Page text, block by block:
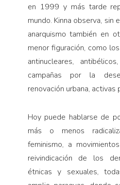
en 1999 y más tarde
mundo. Kinna observa, sin
anarquismo también en
menor figuración, como
antinucleares,
campañas por la
renovación urbana, activas
Hoy puede hablarse de
más o menos
feminismo, a
reivindicación de los
étnicas y sexuales,